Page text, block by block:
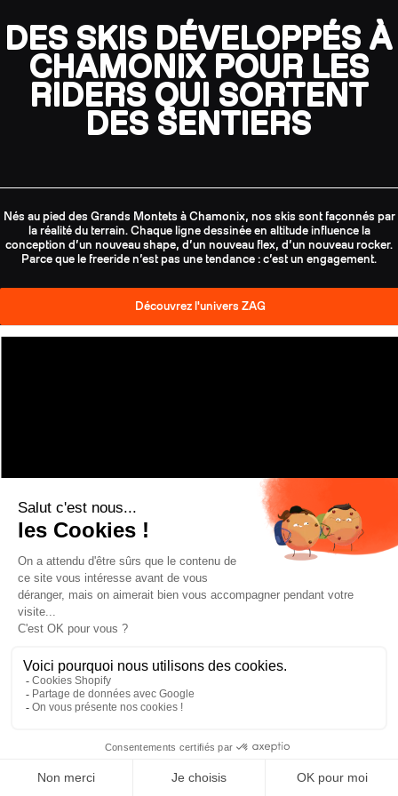
DES SKIS DÉVELOPPÉS À
CHAMONIX POUR LES
RIDERS QUI SORTENT
DES SENTIERS
Nés au pied des Grands Montets à Chamonix, nos skis sont façonnés par
la réalité du terrain. Chaque ligne dessinée en altitude influence la
conception d’un nouveau shape, d’un nouveau flex, d’un nouveau rocker.
Parce que le freeride n’est pas une tendance : c’est un engagement.
Découvrez l'univers ZAG